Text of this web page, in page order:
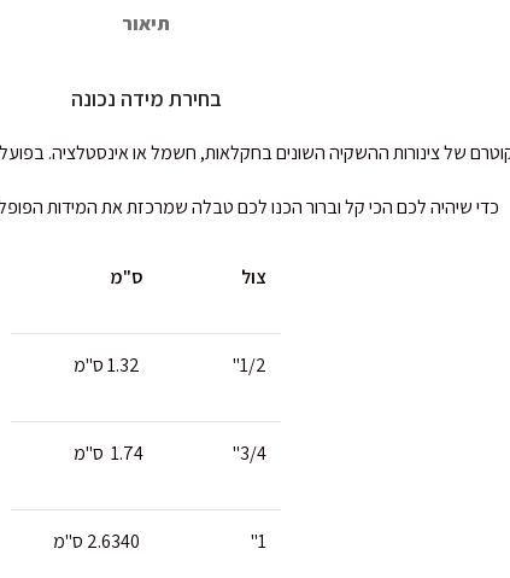
תיאור
בחירת מידה נכונה
ההשקיה השונים בחקלאות, חשמל או אינסטלציה. בפועל צול הוא אינצ’. כשכותבים
כדי שיהיה לכם הכי קל וברור הכנו לכם טבלה שמרכזת את המידות
צול ס"מ
1/2"
3/4" 1.74 ס"מ
1"